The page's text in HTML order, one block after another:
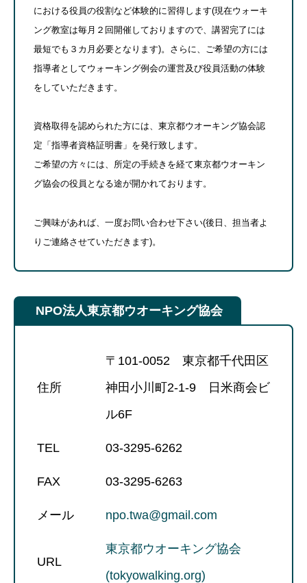
における役員の役割など体験的に習得します(現在ウォーキ
ング教室は毎月２回開催しておりますので、講習完了には
最短でも３カ月必要となります)。さらに、ご希望の方には
指導者としてウォーキング例会の運営及び役員活動の体験
をしていただきます。
資格取得を認められた方には、東京都ウオーキング協会認
定「指導者資格証明書」を発行致します。
ご希望の方々には、所定の手続きを経て東京都ウオーキン
グ協会の役員となる途が開かれております。
ご興味があれば、一度お問い合わせ下さい(後日、担当者よ
りご連絡させていただきます)。
NPO法人東京都ウオーキング協会
住所
〒101-0052 東京都千代田区
神田小川町2-1-9 日米商会ビ
ル6F
TEL 03-3295-6262
FAX 03-3295-6263
メール npo.twa@gmail.com
URL
東京都ウオーキング協会
(tokyowalking.org)